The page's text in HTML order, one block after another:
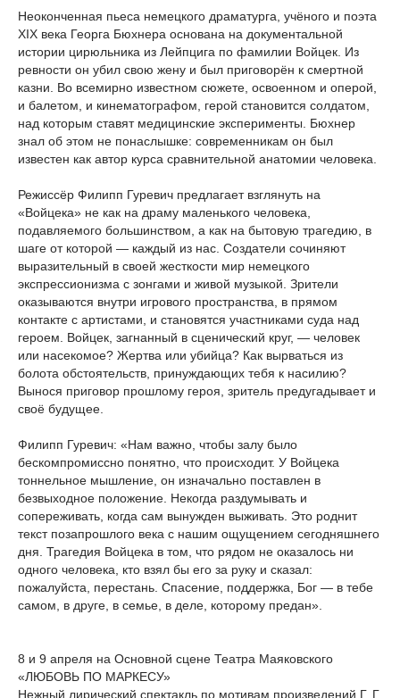
Неоконченная пьеса немецкого драматурга, учёного и поэта
XIX века Георга Бюхнера основана на документальной
истории цирюльника из Лейпцига по фамилии Войцек. Из
ревности он убил свою жену и был приговорён к смертной
казни. Во всемирно известном сюжете, освоенном и оперой,
и балетом, и кинематографом, герой становится солдатом,
над которым ставят медицинские эксперименты. Бюхнер
знал об этом не понаслышке: современникам он был
известен как автор курса сравнительной анатомии человека.
Режиссёр Филипп Гуревич предлагает взглянуть на
«Войцека» не как на драму маленького человека,
подавляемого большинством, а как на бытовую трагедию, в
шаге от которой — каждый из нас. Создатели сочиняют
выразительный в своей жесткости мир немецкого
экспрессионизма с зонгами и живой музыкой. Зрители
оказываются внутри игрового пространства, в прямом
контакте с артистами, и становятся участниками суда над
героем. Войцек, загнанный в сценический круг, — человек
или насекомое? Жертва или убийца? Как вырваться из
болота обстоятельств, принуждающих тебя к насилию?
Вынося приговор прошлому героя, зритель предугадывает и
своё будущее.
Филипп Гуревич: «Нам важно, чтобы залу было
бескомпромиссно понятно, что происходит. У Войцека
тоннельное мышление, он изначально поставлен в
безвыходное положение. Некогда раздумывать и
сопереживать, когда сам вынужден выживать. Это роднит
текст позапрошлого века с нашим ощущением сегодняшнего
дня. Трагедия Войцека в том, что рядом не оказалось ни
одного человека, кто взял бы его за руку и сказал:
пожалуйста, перестань. Спасение, поддержка, Бог — в тебе
самом, в друге, в семье, в деле, которому предан».
8 и 9 апреля на Основной сцене Театра Маяковского
«ЛЮБОВЬ ПО МАРКЕСУ»
Нежный лирический спектакль по мотивам произведений Г. Г.